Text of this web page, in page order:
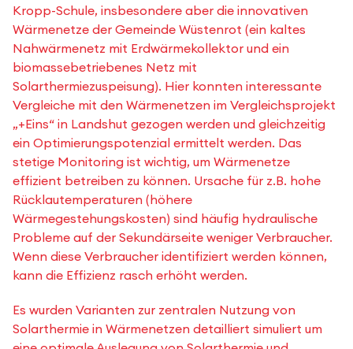
Kropp-Schule, insbesondere aber die innovativen
Wärmenetze der Gemeinde Wüstenrot (ein kaltes
Nahwärmenetz mit Erdwärmekollektor und ein
biomassebetriebenes Netz mit
Solarthermiezuspeisung). Hier konnten interessante
Vergleiche mit den Wärmenetzen im Vergleichsprojekt
„+Eins“ in Landshut gezogen werden und gleichzeitig
ein Optimierungspotenzial ermittelt werden. Das
stetige Monitoring ist wichtig, um Wärmenetze
effizient betreiben zu können. Ursache für z.B. hohe
Rücklautemperaturen (höhere
Wärmegestehungskosten) sind häufig hydraulische
Probleme auf der Sekundärseite weniger Verbraucher.
Wenn diese Verbraucher identifiziert werden können,
kann die Effizienz rasch erhöht werden.
Es wurden Varianten zur zentralen Nutzung von
Solarthermie in Wärmenetzen detailliert simuliert um